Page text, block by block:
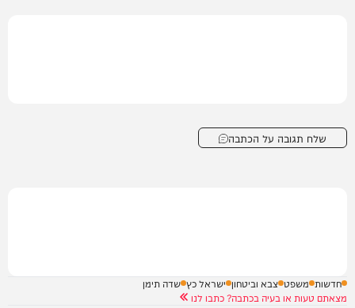
שלח תגובה על הכתבה
חדשות משפט צבא וביטחון ישראל כץ שדה תימן
מצאתם טעות או בעיה בכתבה? כתבו לנו